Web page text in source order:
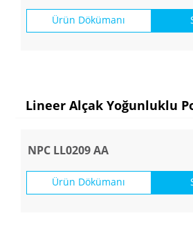
Ürün Dökümanı
Lineer Alçak Yoğunluklu
NPC LL0209 AA
Ürün Dökümanı